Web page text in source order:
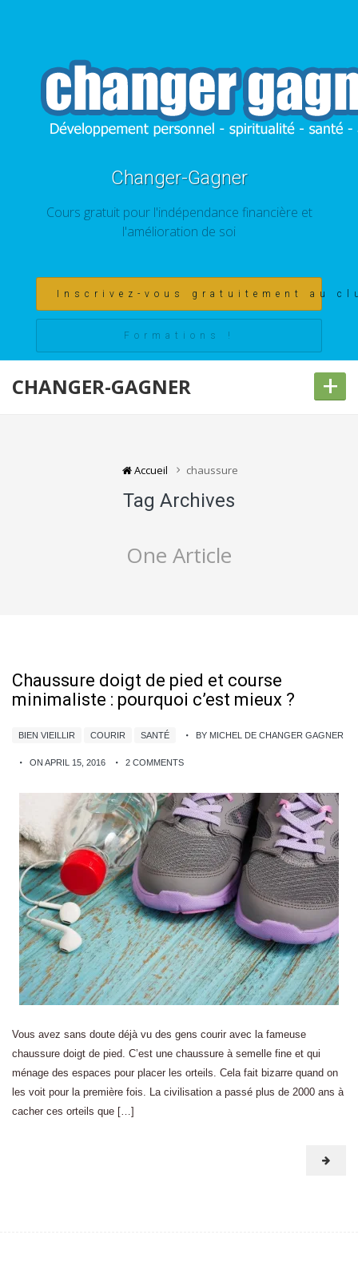
Changer-Gagner
Cours gratuit pour l'indépendance financière et
l'amélioration de soi
Inscrivez-vous gratuitement au
Formations !
CHANGER-GAGNER +
Accueil chaussure
Tag Archives
One Article
Chaussure doigt de pied et course
minimaliste : pourquoi c’est mieux ?
BIEN VIEILLIR COURIR SANTÉ BY MICHEL DE CHANGER GAGNER
ON APRIL 15, 2016 2 COMMENTS
Vous avez sans doute déjà vu des gens courir avec la fameuse
chaussure doigt de pied. C’est une chaussure à semelle fine et qui
ménage des espaces pour placer les orteils. Cela fait bizarre quand on
les voit pour la première fois. La civilisation a passé plus de 2000 ans à
cacher ces orteils que […]